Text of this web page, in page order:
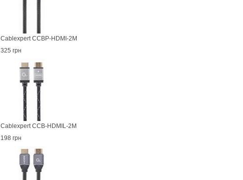
Cablexpert CCBP-HDMI-2M
325 грн
Cablexpert CCB-HDMIL-2M
198 грн